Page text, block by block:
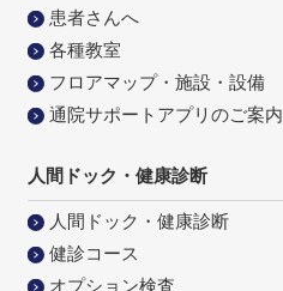
患者さんへ
各種教室
フロアマップ・施設・設備
通院サポートアプリのご案内
人間ドック・健康診断
人間ドック・健康診断
健診コース
オプション検査